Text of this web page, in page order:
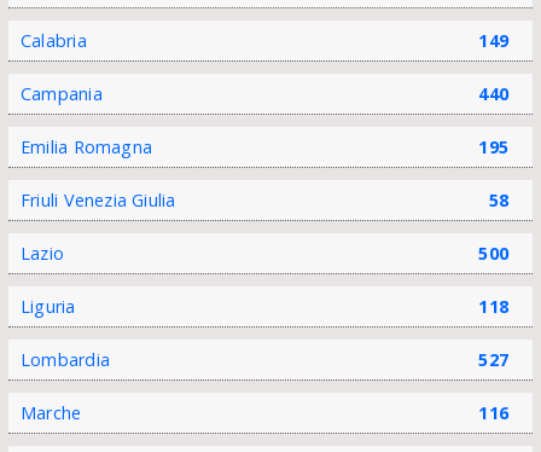
Calabria 149
Campania 440
Emilia Romagna 195
Friuli Venezia Giulia 58
Lazio 500
Liguria 118
Lombardia 527
Marche 116